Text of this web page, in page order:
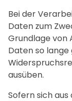
Bei der
Daten zum
Grundlage von
Daten so lange
ausüben.
Sofern sich